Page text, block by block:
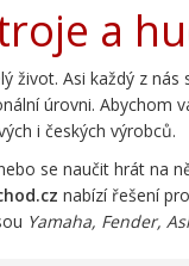
a
život. Asi každý z
úrovni. Abychom
i českých výrobců.
se naučit hrát na
nabízí řešení
Yamaha, Fender,